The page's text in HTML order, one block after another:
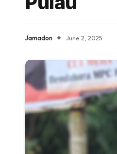
Jamadon June 2, 2025